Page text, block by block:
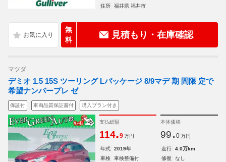
住所
福井県 福井市
無
料
見積もり・在庫確認
マツダ
デミオ 1.5 15S ツーリング Lパッケージ 8/9マデ 期 間限 定で
希望ナンバープレ ゼ
保証付 車両品質保証書付 購入プラン付き
支払総額
114.9 万円
本体価格
99. 0 万円
年式 2019年 走行
4.0万km
車検
車検整備付 修復
なし